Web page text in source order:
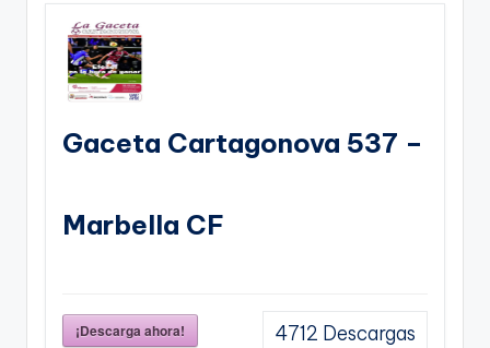
Gaceta Cartagonova 537 –
Marbella CF
¡Descarga ahora! 4712 Descargas